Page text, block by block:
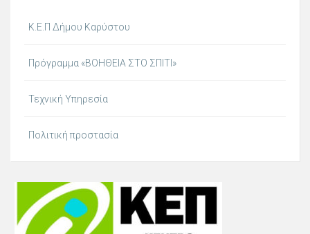
Κ.Ε.Π Δήμου Καρύστου
Πρόγραμμα «ΒΟΗΘΕΙΑ ΣΤΟ ΣΠΙΤΙ»
Τεχνική Υπηρεσία
Πολιτική προστασία